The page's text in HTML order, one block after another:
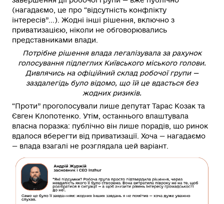
(нагадаємо, це про “відсутність конфлікту
інтересів”...). Жодні інші рішення, включно з
приватизацією, ніколи не обговорювались
представниками влади.
Потрібне рішення влада легалізувала за рахунок
голосування підлеглих Київського міського голови.
Дивлячись на офіційний склад робочої групи —
заздалегідь було відомо, що їй це вдасться без
жодних ризиків.
“Проти” проголосували лише депутат Тарас Козак та
Євген Клопотенко. Утім, останнього влаштувала
власна поразка: публічно він лише порадів, що ринок
вдалося вберегти від приватизації. Хоча — нагадаємо
— влада взагалі не розглядала цей варіант.